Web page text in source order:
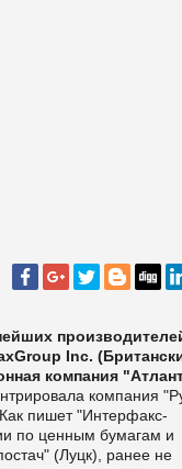
Inc.
компания
компания
пишет "Интерфакс-
по ценным бумагам и
(Луцк), ранее не